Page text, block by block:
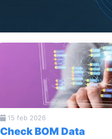
15 feb 2026
Check BOM Data